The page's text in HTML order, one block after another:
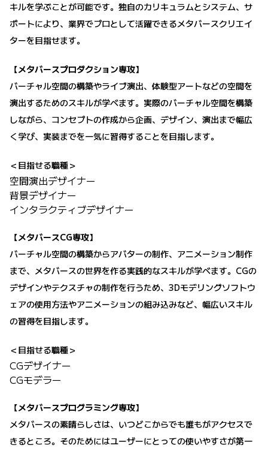
キルを学ぶことが可能です。独自のカリキュラムとシステム、サ
ポートにより、業界でプロとして活躍できるメタバースクリエイ
ターを目指せます。
【メタバースプロダクション専攻】
バーチャル空間の構築やライブ演出、体験型アートなどの空間を
演出するためのスキルが学べます。実際のバーチャル空間を構築
しながら、コンセプトの作成から企画、デザイン、演出まで幅広
く学び、実装までを一気に習得することを目指します。
＜目指せる職種＞
空間演出デザイナー
背景デザイナー
インタラクティブデザイナー
【メタバースCG専攻】
バーチャル空間の構築からアバターの制作、アニメーション制作
まで、メタバースの世界を作る実践的なスキルが学べます。CGの
デザインやテクスチャの制作を行うため、3Dモデリングソフトウ
ェアの使用方法やアニメーションの組み込みなど、幅広いスキル
の習得を目指します。
＜目指せる職種＞
CGデザイナー
CGモデラー
【メタバースプログラミング専攻】
メタバースの素晴らしさは、いつどこからでも誰もがアクセスで
きるところ。そのためにはユーザーにとっての使いやすさが第一